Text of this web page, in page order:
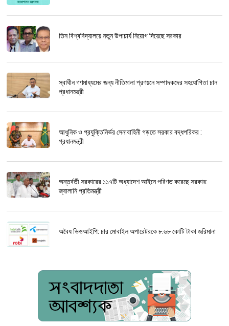
তিন বিশ্ববিদ্যালয়ে নতুন উপাচার্য নিয়োগ দিয়েছে সরকার
স্বাধীন গণমাধ্যমের জন্য নীতিমালা প্রণয়নে সম্পাদকদের সহযোগিতা চান
প্রধানমন্ত্রী
আধুনিক ও প্রযুক্তিনির্ভর সেনাবাহিনী গড়তে সরকার বদ্ধপরিকর :
প্রধানমন্ত্রী
অন্তর্বর্তী সরকারের ১১৭টি অধ্যাদেশ আইনে পরিণত করেছে সরকার:
জ্বালানি প্রতিমন্ত্রী
অবৈধ ভিওআইপি: চার মোবাইল অপারেটরকে ৮.৬৮ কোটি টাকা জরিমানা